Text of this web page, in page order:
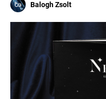
Balogh Zsolt